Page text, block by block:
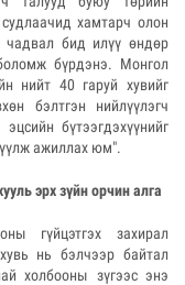
хамтарч олон
чадвал бид илүү өндөр
боломж бүрдэнэ. Монгол
нийт 40 гаруй хувийг
бэлтгэн нийлүүлэгч
бүтээгдэхүүнийг
ажиллах юм".
эрх зүйн орчин алга
гүйцэтгэх захирал
нь бэлчээр байтал
холбооны зүгээс энэ